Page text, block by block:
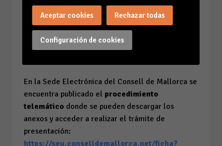
Plazo para la presentación de candidaturas:
Del 20 de junio al 8 de agosto de 2025.
En la Sede Electrónica del Consell de Mallorca se
encuentra publicado el procedimiento
telemático donde se pueden descargar los
anexos y acceder a realizar el trámite de
presentación:
https://seu.conselldemallorca.net/ficha?
Configuración de cookies
Aceptar cookies Rechazar todas